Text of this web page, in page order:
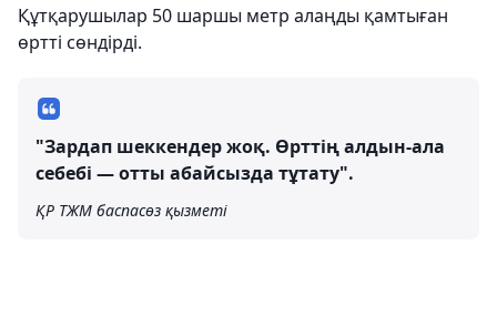
Құтқарушылар 50 шаршы метр алаңды қамтыған
өртті сөндірді.
"Зардап шеккендер жоқ. Өрттің алдын-ала
себебі — отты абайсызда тұтату".
ҚР ТЖМ баспасөз қызметі